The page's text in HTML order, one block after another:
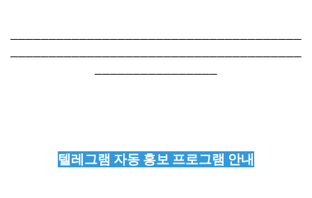
──────────────────────────────────────
──────────────────────────────────────
────────────────
텔레그램 자동 홍보 프로그램 안내